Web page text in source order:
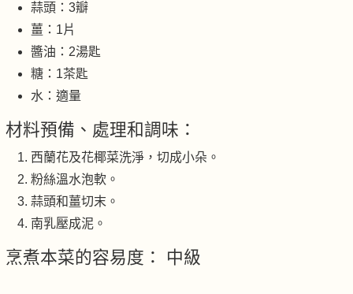
蒜頭：3瓣
薑：1片
醬油：2湯匙
糖：1茶匙
水：適量
材料預備、處理和調味：
西蘭花及花椰菜洗淨，切成小朵。
粉絲溫水泡軟。
蒜頭和薑切末。
南乳壓成泥。
烹煮本菜的容易度： 中級